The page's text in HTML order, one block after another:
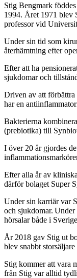
Stig Bengmark
1994. Året 1971 blev
professor vid
Under sin tid som
återhämtning efter
Efter att ha
sjukdomar och
Driven av att förbättra
har en
Bakterierna
(prebiotika) till
I över 20 år gjordes
Efter alla år av
därför bolaget Super
Under sin karriär var
och sjukdomar.
hörsalar både i
År 2018 gav Stig ut
blev snabbt
Stig kommer att vara
från Stig var alltid